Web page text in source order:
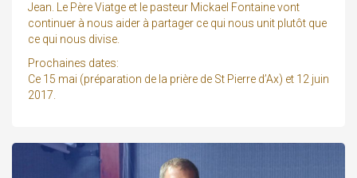
Jean. Le Père Viatge et le pasteur Mickael Fontaine vont
continuer à nous aider à partager ce qui nous unit plutôt que
ce qui nous divise.
Prochaines dates:
Ce 15 mai (préparation de la prière de St Pierre d’Ax) et 12 juin
2017.